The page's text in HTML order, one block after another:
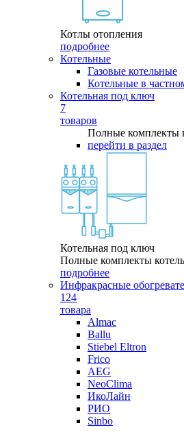
Котлы отопления
подробнее
Котельные
Газовые котельные
Котельные в
Котельная под ключ
7
товаров
Полные комплекты
перейти в раздел
Котельная под ключ
Полные комплекты
подробнее
Инфракрасные
124
товара
Almac
Ballu
Stiebel Eltron
Frico
AEG
NeoClima
ИкоЛайн
РИО
Sinbo